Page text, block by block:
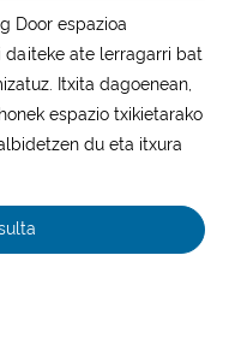
Door espazioa
daiteke ate lerragarri bat
Itxita dagoenean,
espazio txikietarako
du eta itxura